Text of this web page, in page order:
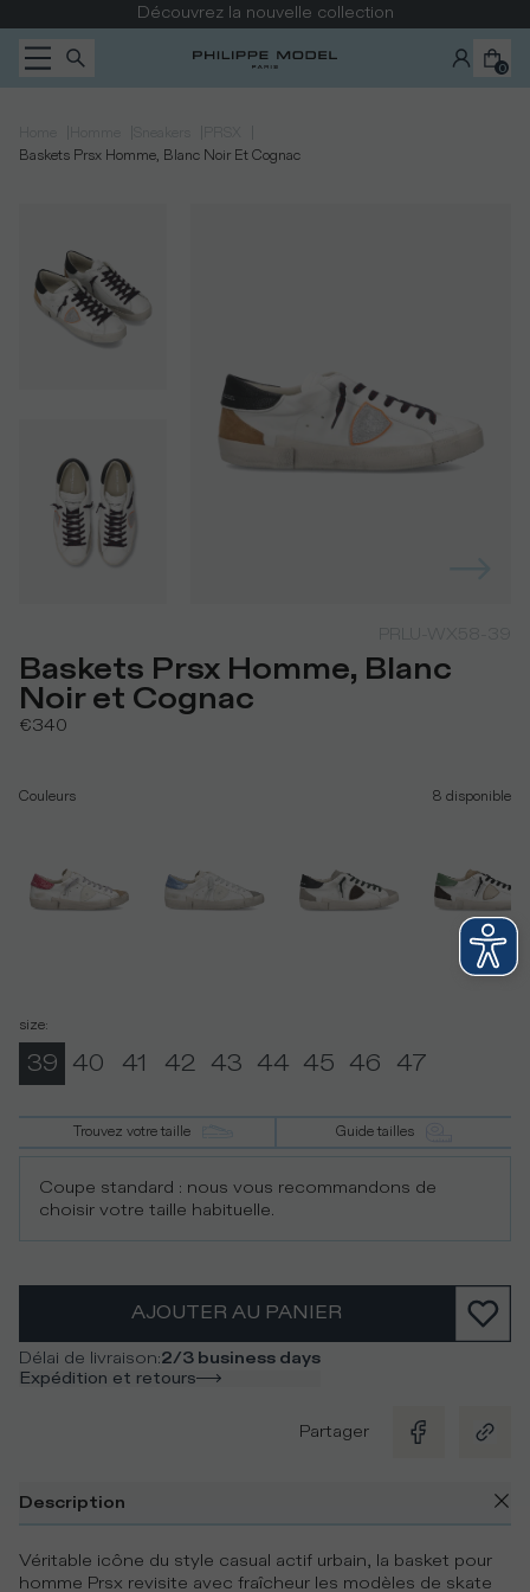
Passer au contenuDécouvrez la nouvelle collection
0
Baskets Prsx Homme, Blanc Noir Et Cognac
Baskets Prsx Homme, Blanc
Noir et Cognac
€340
Couleurs 8 disponible
size:
39 40 41 42 43 44 45 46 47
Trouvez votre taille Guide tailles
Coupe standard : nous vous recommandons de
choisir votre taille habituelle.
AJOUTER AU PANIER
Délai de livraison:2/3 business days
Expédition et retours
Partager
Description
Véritable icône du style casual actif urbain, la basket pour
homme Prsx revisite avec fraîcheur les modèles de skate